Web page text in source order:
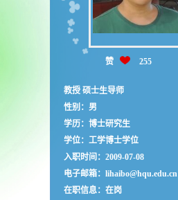
赞 255
教授 硕士生导师
性别：男
学历：博士研究生
学位：工学博士学位
入职时间：2009-07-08
电子邮箱： lihaibo@hqu.edu.cn
在职信息：在岗